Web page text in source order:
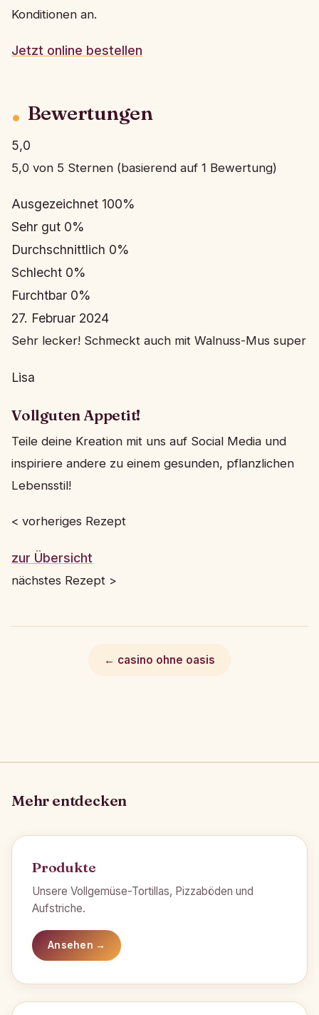
Konditionen an.
Jetzt online bestellen
Bewertungen
5,0
5,0 von 5 Sternen (basierend auf 1 Bewertung)
Ausgezeichnet 100%
Sehr gut 0%
Durchschnittlich 0%
Schlecht 0%
Furchtbar 0%
27. Februar 2024
Sehr lecker! Schmeckt auch mit Walnuss-Mus super
Lisa
Vollguten Appetit!
Teile deine Kreation mit uns auf Social Media und
inspiriere andere zu einem gesunden, pflanzlichen
Lebensstil!
< vorheriges Rezept
zur Übersicht
nächstes Rezept >
← casino ohne oasis
Mehr entdecken
Produkte
Unsere Vollgemüse-Tortillas, Pizzaböden und
Aufstriche.
Ansehen →